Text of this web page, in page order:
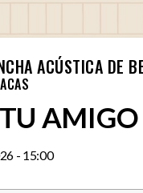
ACÚSTICA DE
- 15:00